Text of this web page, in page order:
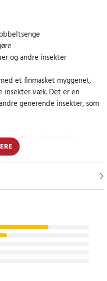
og andre insekter
et finmasket myggenet,
insekter væk. Det er en
generende insekter, som
enkel ophængning
og enkel brug. Det monteres
placeres over både
hvilket gør det let og
ved 30 °C, så det er